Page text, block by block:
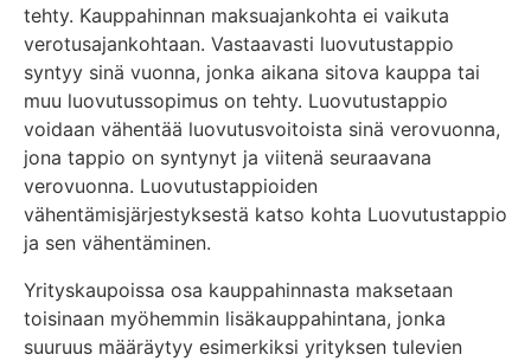
tehty. Kauppahinnan maksuajankohta ei vaikuta
verotusajankohtaan. Vastaavasti luovutustappio
syntyy sinä vuonna, jonka aikana sitova kauppa tai
muu luovutussopimus on tehty. Luovutustappio
voidaan vähentää luovutusvoitoista sinä verovuonna,
jona tappio on syntynyt ja viitenä seuraavana
verovuonna. Luovutustappioiden
vähentämisjärjestyksestä katso kohta Luovutustappio
ja sen vähentäminen.
Yrityskaupoissa osa kauppahinnasta maksetaan
toisinaan myöhemmin lisäkauppahintana, jonka
suuruus määräytyy esimerkiksi yrityksen tulevien